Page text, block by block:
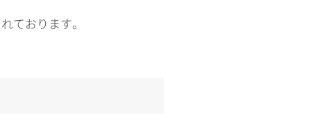
ております。